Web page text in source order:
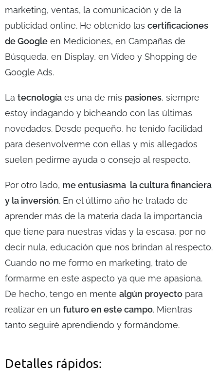
marketing, ventas, la comunicación y de la
publicidad online. He obtenido las certificaciones
de Google en Mediciones, en Campañas de
Búsqueda, en Display, en Vídeo y Shopping de
Google Ads.
La tecnología es una de mis pasiones, siempre
estoy indagando y bicheando con las últimas
novedades. Desde pequeño, he tenido facilidad
para desenvolverme con ellas y mis allegados
suelen pedirme ayuda o consejo al respecto.
Por otro lado, me entusiasma la cultura financiera
y la inversión. En el último año he tratado de
aprender más de la materia dada la importancia
que tiene para nuestras vidas y la escasa, por no
decir nula, educación que nos brindan al respecto.
Cuando no me formo en marketing, trato de
formarme en este aspecto ya que me apasiona.
De hecho, tengo en mente algún proyecto para
realizar en un futuro en este campo. Mientras
tanto seguiré aprendiendo y formándome.
Detalles rápidos: